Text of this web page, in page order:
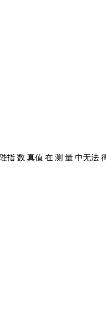
数 真值 在 测 量 中无